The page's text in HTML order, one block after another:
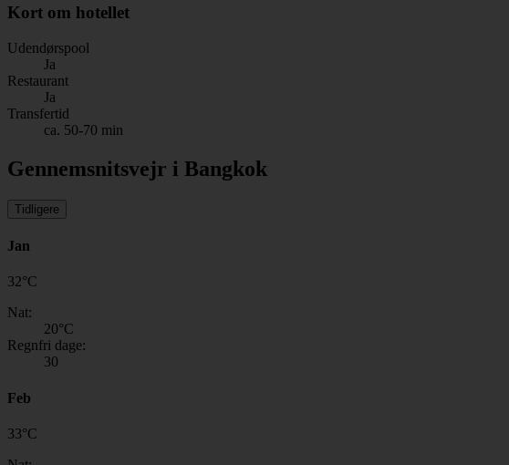
Kort om hotellet
Udendørspool
Ja
Restaurant
Ja
Transfertid
ca. 50-70 min
Gennemsnitsvejr i Bangkok
Tidligere
Jan
32°C
Nat:
20°C
Regnfri dage:
30
Feb
33°C